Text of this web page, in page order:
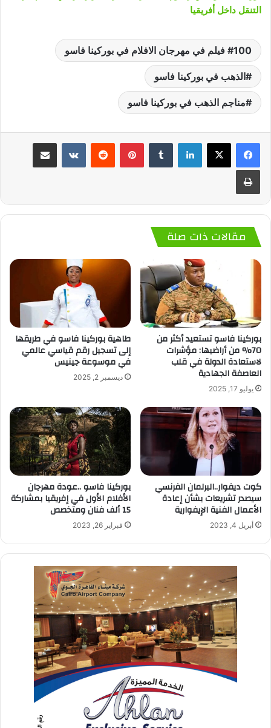
التنقل داخل أفريقيا
100 فيلم في مهرجان الافلام في بوركينا فاسو
الذهب في بوركينا فاسو
مناجم الذهب في بوركينا فاسو
لينكدإن بينتيريست
مقالات ذات صلة
بوركينا فاسو تستعيد أكثر من
70% من أراضيها: مؤشرات
لاستعادة الدولة في قلب
العاصفة الجهادية
يوليو 17, 2025
طاهية بوركينا فاسو في طريقها
إلى تسجيل رقم قياسي عالمي
في موسوعة جينيس
ديسمبر 2, 2025
كوت ديفوار..البرلمان الفرنسي
سيصدر تشريعات بشأن إعادة
الأعمال الفنية الإيفوارية
أبريل 4, 2023
بوركينا فاسو ..عودة مهرجان
الأفلام الأول في إفريقيا بمشاركة
15 ألف فنان ومتخصص
فبراير 26, 2023